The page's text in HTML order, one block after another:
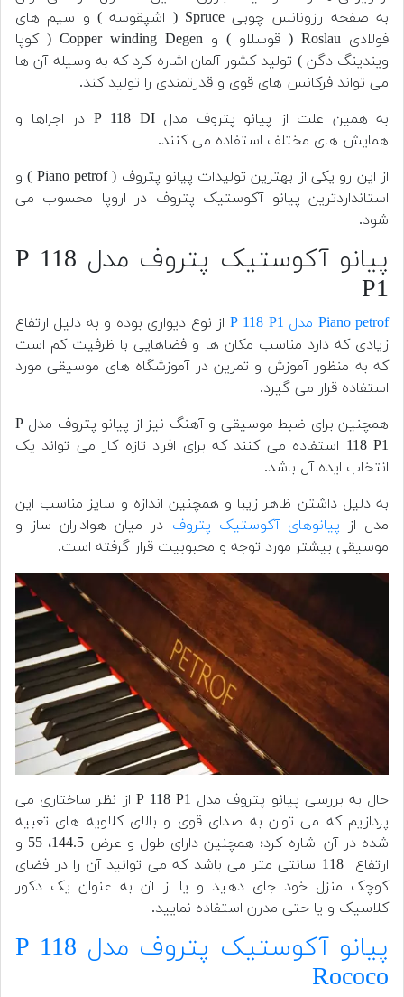
به صفحه رزونانس چوبی Spruce ( اشپقوسه ) و سیم های
فولادی Roslau ( قوسلاو ) و Copper winding Degen ( کوپا
ویندینگ دگن ) تولید کشور آلمان اشاره کرد که به وسیله آن ها
می تواند فرکانس های قوی و قدرتمندی را تولید کند.
به همین علت از پیانو پتروف مدل P 118 DI در اجراها و
همایش های مختلف استفاده می کنند.
از این رو یکی از بهترین تولیدات پیانو پتروف ( Piano petrof ) و
استانداردترین پیانو آکوستیک پتروف در اروپا محسوب می
شود.
پیانو آکوستیک پتروف مدل P 118
P1
Piano petrof مدل P 118 P1
از نوع دیواری بوده و به دلیل ارتفاع
زیادی که دارد مناسب مکان ها و فضاهایی با ظرفیت کم است
که به منظور آموزش و تمرین در آموزشگاه های موسیقی مورد
استفاده قرار می گیرد.
همچنین برای ضبط موسیقی و آهنگ نیز از پیانو پتروف مدل P
118 P1 استفاده می کنند که برای افراد تازه کار می تواند یک
انتخاب ایده آل باشد.
به دلیل داشتن ظاهر زیبا و همچنین اندازه و سایز مناسب این
مدل از پیانوهای آکوستیک پتروف در میان هواداران ساز و
موسیقی بیشتر مورد توجه و محبوبیت قرار گرفته است.
حال به بررسی پیانو پتروف مدل P 118 P1 از نظر ساختاری می
پردازیم که می توان به صدای قوی و بالای کلاویه های تعبیه
شده در آن اشاره کرد؛ همچنین دارای طول و عرض 144.5، 55 و
ارتفاع 118 سانتی متر می باشد که می توانید آن را در فضای
کوچک منزل خود جای دهید و یا از آن به عنوان یک دکور
کلاسیک و یا حتی مدرن استفاده نمایید.
پیانو آکوستیک پتروف مدل P 118
Rococo